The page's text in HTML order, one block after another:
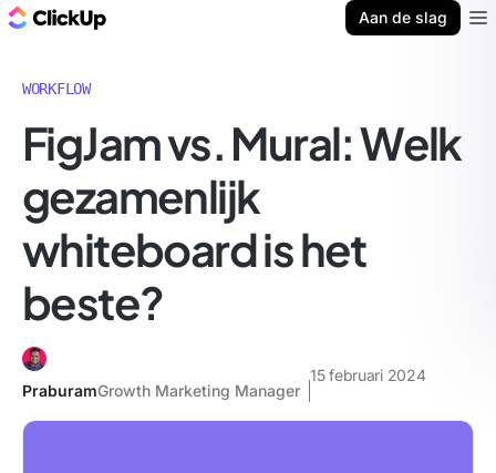
Aan de slag
WORKFLOW
FigJam vs. Mural: Welk
gezamenlijk
whiteboard is het
beste?
PraburamGrowth Marketing Manager
15 februari 2024